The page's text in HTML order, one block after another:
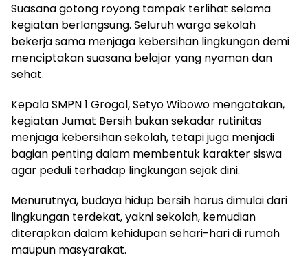
Suasana gotong royong tampak terlihat selama
kegiatan berlangsung. Seluruh warga sekolah
bekerja sama menjaga kebersihan lingkungan demi
menciptakan suasana belajar yang nyaman dan
sehat.
Kepala SMPN 1 Grogol,Setyo Wibowo mengatakan,
kegiatan Jumat Bersih bukan sekadar rutinitas
menjaga kebersihan sekolah, tetapi juga menjadi
bagian penting dalam membentuk karakter siswa
agar peduli terhadap lingkungan sejak dini.
Menurutnya, budaya hidup bersih harus dimulai dari
lingkungan terdekat, yakni sekolah, kemudian
diterapkan dalam kehidupan sehari-hari di rumah
maupun masyarakat.